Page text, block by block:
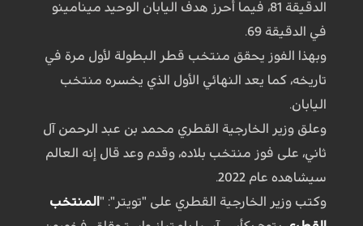
الدقيقة 81، فيما أحرز هدف اليابان الوحيد مينامينو
في الدقيقة 69.
وبهذا الفوز يحقق منتخب قطر البطولة لأول مرة في
تاريخه، كما يعد النهائي الأول الذي يخسره منتخب
اليابان.
وعلق وزير الخارجية القطري محمد بن عبد الرحمن آل
ثاني، على فوز منتخب بلاده، وقدم وعد قال إنه العالم
سيشاهده عام 2022.
وكتب وزير الخارجية القطري على "تويتر": "المنتخب